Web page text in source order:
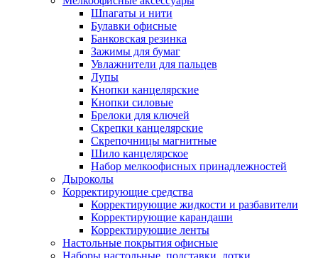
Шпагаты и нити
Булавки офисные
Банковская резинка
Зажимы для бумаг
Увлажнители для пальцев
Лупы
Кнопки канцелярские
Кнопки силовые
Брелоки для ключей
Скрепки канцелярские
Скрепочницы магнитные
Шило канцелярское
Набор мелкоофисных принадлежностей
Дыроколы
Корректирующие средства
Корректирующие жидкости и разбавители
Корректирующие карандаши
Корректирующие ленты
Настольные покрытия офисные
Наборы настольные, подставки, лотки